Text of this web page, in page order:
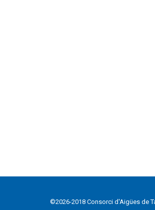
©2026-2018 Consorci d'Aigües de